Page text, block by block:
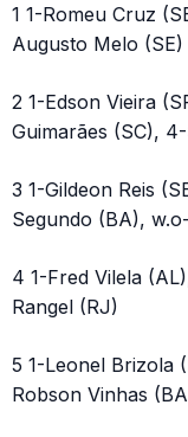
1 1-Romeu Cruz
Augusto Melo (SE)
2 1-Edson Vieira
Guimarães (SC),
3 1-Gildeon Reis
Segundo (BA),
4 1-Fred Vilela
Rangel (RJ)
5 1-Leonel Brizola
Robson Vinhas